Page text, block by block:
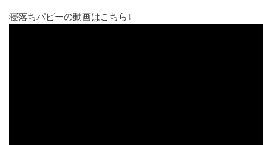
寝落ちパピーの動画はこちら↓